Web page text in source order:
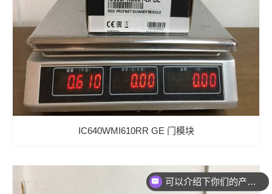
IC640WMI610RR GE 门模块
你们是怎么收费的呢？